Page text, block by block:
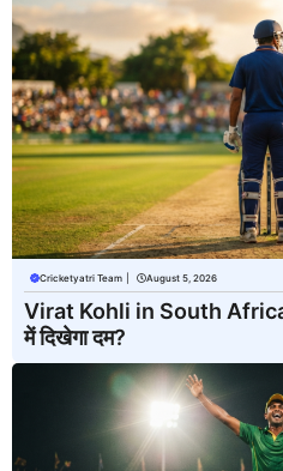
Cricketyatri Team August 5, 2026
Virat Kohli in South
में दिखेगा दम?